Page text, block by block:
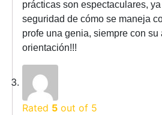
prácticas son espectaculares,
seguridad de cómo se maneja
profe una genia, siempre con su
orientación!!!
Rated 5 out of 5